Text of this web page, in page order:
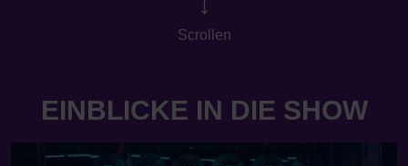
Scrollen
EINBLICKE IN DIE SHOW